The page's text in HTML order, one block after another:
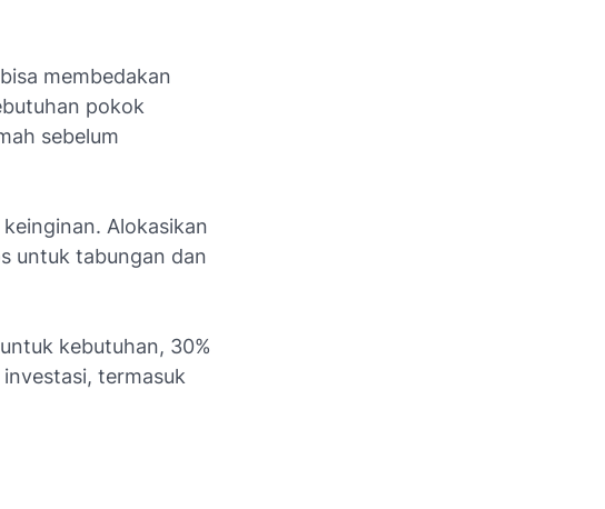
membedakan
pokok
sebelum
Alokasikan
untuk tabungan dan
kebutuhan, 30%
termasuk